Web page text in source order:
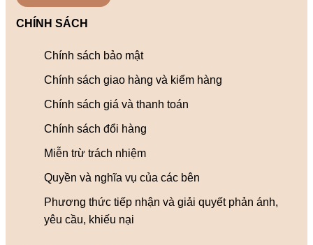
CHÍNH SÁCH
Chính sách bảo mật
Chính sách giao hàng và kiểm hàng
Chính sách giá và thanh toán
Chính sách đổi hàng
Miễn trừ trách nhiệm
Quyền và nghĩa vụ của các bên
Phương thức tiếp nhận và giải quyết phản ánh,
yêu cầu, khiếu nại